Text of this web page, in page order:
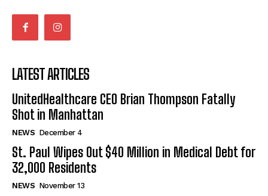
LATEST ARTICLES
UnitedHealthcare CEO Brian Thompson Fatally
Shot in Manhattan
NEWS December 4
St. Paul Wipes Out $40 Million in Medical Debt for
32,000 Residents
NEWS November 13